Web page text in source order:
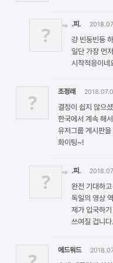
? .피.
걍 빈둥빈둥
일단 가장 먼
시착적응이네
? 조정래
결정이 쉽지 않으
한국에서 계속 해
유저그룹 게시판
화이팅~!
? .피.
완전 기대하
독일의 영상
제가 입국하
쓰여질 겁니
에드워드